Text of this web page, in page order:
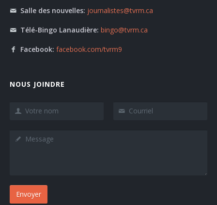
Salle des nouvelles: journalistes@tvrm.ca
Télé-Bingo Lanaudière: bingo@tvrm.ca
Facebook: facebook.com/tvrm9
NOUS JOINDRE
Envoyer